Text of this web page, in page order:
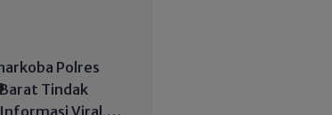
Polres
Tindak
Viral,